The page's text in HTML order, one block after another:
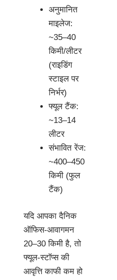
अनुमानित
माइलेज:
~35–40
किमी/लीटर
(राइडिंग
स्टाइल पर
निर्भर)
फ्यूल टैंक:
~13–14
लीटर
संभावित रेंज:
~400–450
किमी (फुल
टैंक)
यदि आपका दैनिक
ऑफिस-आवागमन
20–30 किमी है, तो
फ्यूल-स्टॉप्स की
आवृत्ति काफी कम हो